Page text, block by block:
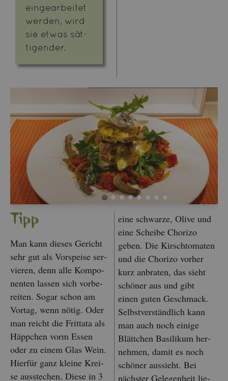
ein­ge­ar­bei­tet
wer­den, wird
sie etwas sät­
ti­gen­der.
Tipp
Man kann die­ses Ge­richt
sehr gut als Vor­spei­se ser­
vie­ren, denn alle Kom­po­
nen­ten las­sen sich vor­be­
rei­ten. Sogar schon am
Vor­tag, wenn nötig. Oder
man reicht die Frit­t­a­ta als
Häpp­chen vorm Essen
oder zu einem Glas Wein.
Hier­für ganz klei­ne Krei­
se aus­ste­chen. Diese in 3
eine schwar­ze, Olive und
eine Schei­be Cho­ri­zo
geben. Die Kirsch­to­ma­ten
und die Cho­ri­zo vor­her
kurz an­bra­ten, das sieht
schö­ner aus und gibt
einen guten Ge­schmack.
Selbst­ver­ständ­lich kann
man auch noch ei­ni­ge
Blätt­chen Ba­si­li­kum her­
neh­men, damit es noch
schö­ner aus­sieht. Bei
nächs­ter Ge­le­gen­heit lie­